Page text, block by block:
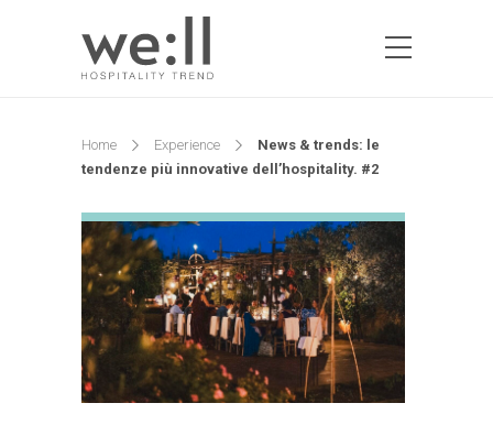
Home Experience
News & trends: le
tendenze più innovative dell’hospitality. #2